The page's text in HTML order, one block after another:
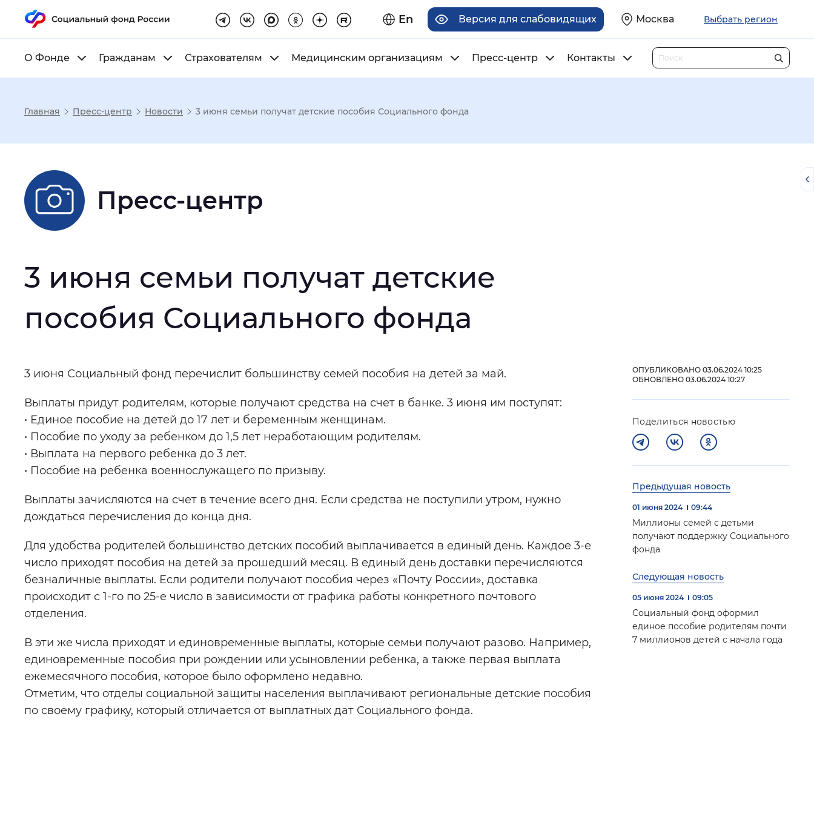
En Версия для слабовидящих Москва Выбрать регион
О Фонде Гражданам Страхователям Медицинским организациям Пресс-центр Контакты
Настройка режима отображения
Размер шрифта
Шрифт
Интервал между буквами: Нормальный Увеличенный Большой
Цвет сайта: Монохромный Инверсивный монохромный
Изображения : Включены Выключены
Звуковой ассистент Воспроизвести Остановить
Вернуть стандартные настройки Закрыть
Главная Пресс-центр Новости 3 июня семьи получат детские пособия Социального фонда
Пресс-центр
3 июня семьи получат детские
пособия Социального фонда
Основная
информация
3 июня Социальный фонд перечислит большинству семей пособия на детей за май.
Выплаты придут родителям, которые получают средства на счет в банке. 3 июня им поступят:
• Единое пособие на детей до 17 лет и беременным женщинам.
• Пособие по уходу за ребенком до 1,5 лет неработающим родителям.
• Выплата на первого ребенка до 3 лет.
• Пособие на ребенка военнослужащего по призыву.
Выплаты зачисляются на счет в течение всего дня. Если средства не поступили утром, нужно
дождаться перечисления до конца дня.
Для удобства родителей большинство детских пособий выплачивается в единый день. Каждое 3-е
число приходят пособия на детей за прошедший месяц. В единый день доставки перечисляются
безналичные выплаты. Если родители получают пособия через «Почту России», доставка
происходит с 1-го по 25-е число в зависимости от графика работы конкретного почтового
отделения.
В эти же числа приходят и единовременные выплаты, которые семьи получают разово. Например,
единовременные пособия при рождении или усыновлении ребенка, а также первая выплата
ежемесячного пособия, которое было оформлено недавно.
Отметим, что отделы социальной защиты населения выплачивают региональные детские пособия
по своему графику, который отличается от выплатных дат Социального фонда.
ОПУБЛИКОВАНО 03.06.2024 10:25
ОБНОВЛЕНО 03.06.2024 10:27
Поделиться новостью
Предыдущая новость
01 июня 2024 09:44
Миллионы семей с детьми
получают поддержку Социального
фонда
Следующая новость
05 июня 2024 09:05
Социальный фонд оформил
единое пособие родителям почти
7 миллионов детей с начала года